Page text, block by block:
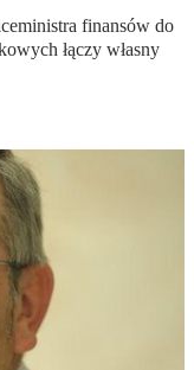
finansów do
łączy własny